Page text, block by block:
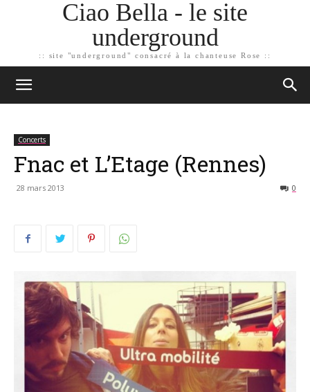
Ciao Bella - le site
underground
:: site "underground" consacré à la chanteuse Rose ::
Concerts
Fnac et L’Etage (Rennes)
28 mars 2013 0